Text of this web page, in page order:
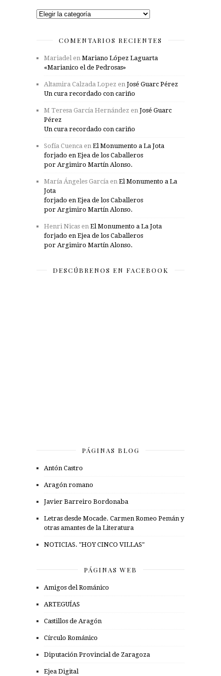
Categorías
COMENTARIOS RECIENTES
Mariadel en Mariano López Laguarta
«Marianico el de Pedrosas»
Altamira Calzada Lopez en José Guarc Pérez
Un cura recordado con cariño
M Teresa García Hernández en José Guarc
Pérez
Un cura recordado con cariño
Sofía Cuenca en El Monumento a La Jota
forjado en Ejea de los Caballeros
por Argimiro Martín Alonso.
María Ángeles García en El Monumento a La
Jota
forjado en Ejea de los Caballeros
por Argimiro Martín Alonso.
Henri Nicas en El Monumento a La Jota
forjado en Ejea de los Caballeros
por Argimiro Martín Alonso.
DESCÚBRENOS EN FACEBOOK
PÁGINAS BLOG
Antón Castro
Aragón romano
Javier Barreiro Bordonaba
Letras desde Mocade. Carmen Romeo Pemán y
otras amantes de la Literatura
NOTICIAS. "HOY CINCO VILLAS"
PÁGINAS WEB
Amigos del Románico
ARTEGUÍAS
Castillos de Aragón
Círculo Románico
Diputación Provincial de Zaragoza
Ejea Digital